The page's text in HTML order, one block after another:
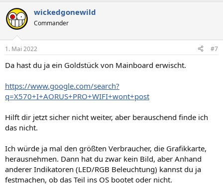
k
t
i
e
:
wickedgonewild
Commander
1. Mai 2022 #7
Da hast du ja ein Goldstück von Mainboard erwischt.
https://www.google.com/search?
q=X570+I+AORUS+PRO+WIFI+wont+post
Hilft dir jetzt sicher nicht weiter, aber berauschend finde ich
das nicht.
Ich würde ja mal den größten Verbraucher, die Grafikkarte,
herausnehmen. Dann hat du zwar kein Bild, aber Anhand
anderer Indikatoren (LED/RGB Beleuchtung) kannst du ja
festmachen, ob das Teil ins OS bootet oder nicht.